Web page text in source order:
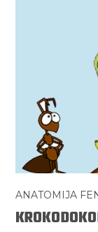
ANATOMIJA